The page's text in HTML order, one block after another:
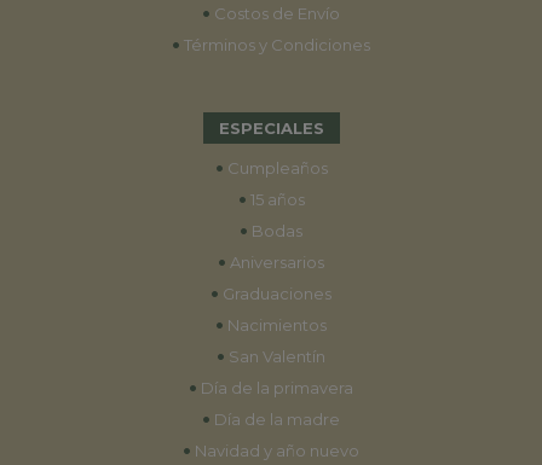
• Costos de Envío
• Términos y Condiciones
ESPECIALES
• Cumpleaños
• 15 años
• Bodas
• Aniversarios
• Graduaciones
• Nacimientos
• San Valentín
• Día de la primavera
• Día de la madre
• Navidad y año nuevo